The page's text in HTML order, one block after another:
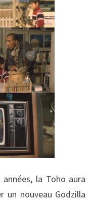
la Toho aura
un nouveau Godzilla